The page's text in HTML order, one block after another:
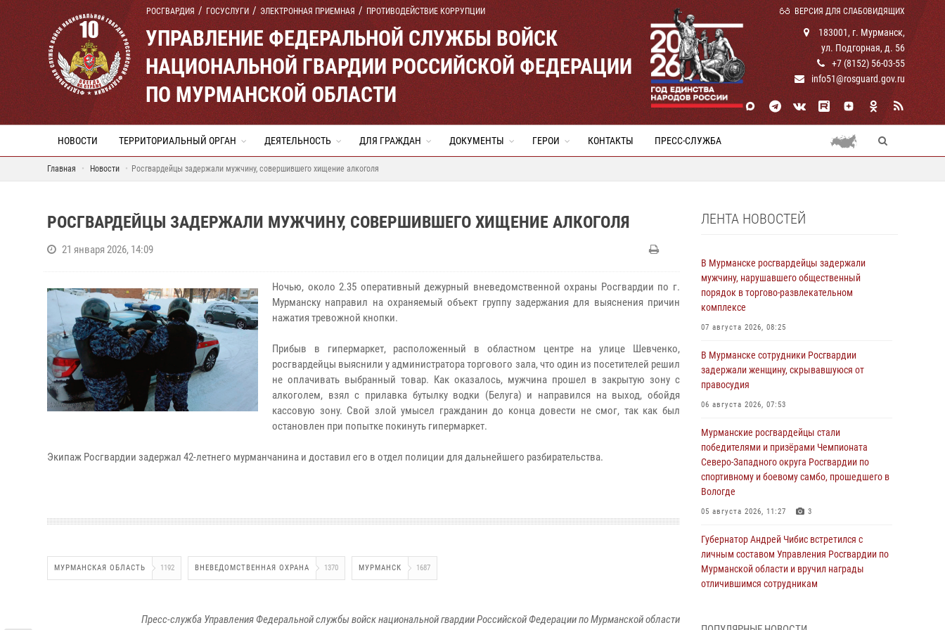
РОСГВАРДИЯ ГОСУСЛУГИ ЭЛЕКТРОННАЯ ПРИЕМНАЯ ПРОТИВОДЕЙСТВИЕ КОРРУПЦИИ ВЕРСИЯ ДЛЯ СЛАБОВИДЯЩИХ
УПРАВЛЕНИЕ ФЕДЕРАЛЬНОЙ СЛУЖБЫ ВОЙСК
НАЦИОНАЛЬНОЙ ГВАРДИИ РОССИЙСКОЙ ФЕДЕРАЦИИ
ПО МУРМАНСКОЙ ОБЛАСТИ
183001, г. Мурманск,
ул. Подгорная, д. 56
+7 (8152) 56-03-55
info51@rosguard.gov.ru
НОВОСТИ ТЕРРИТОРИАЛЬНЫЙ ОРГАН ДЕЯТЕЛЬНОСТЬ ДЛЯ ГРАЖДАН ДОКУМЕНТЫ ГЕРОИ КОНТАКТЫ ПРЕСС-СЛУЖБА
Главная Новости Росгвардейцы задержали мужчину, совершившего хищение алкоголя
РОСГВАРДЕЙЦЫ ЗАДЕРЖАЛИ МУЖЧИНУ, СОВЕРШИВШЕГО ХИЩЕНИЕ АЛКОГОЛЯ
21 января 2026, 14:09
Ночью, около 2.35 оперативный дежурный вневедомственной охраны Росгвардии по г.
Мурманску направил на охраняемый объект группу задержания для выяснения причин
нажатия тревожной кнопки.
Прибыв в гипермаркет, расположенный в областном центре на улице Шевченко,
росгвардейцы выяснили у администратора торгового зала, что один из посетителей решил
не оплачивать выбранный товар. Как оказалось, мужчина прошел в закрытую зону с
алкоголем, взял с прилавка бутылку водки (Белуга) и направился на выход, обойдя
кассовую зону. Свой злой умысел гражданин до конца довести не смог, так как был
остановлен при попытке покинуть гипермаркет.
Экипаж Росгвардии задержал 42-летнего мурманчанина и доставил его в отдел полиции для дальнейшего разбирательства.
МУРМАНСКАЯ ОБЛАСТЬ 1192 ВНЕВЕДОМСТВЕННАЯ ОХРАНА 1370 МУРМАНСК 1687
Пресс-служба Управления Федеральной службы войск национальной гвардии Российской Федерации по Мурманской области
ЛЕНТА НОВОСТЕЙ
В Мурманске росгвардейцы задержали
мужчину, нарушавшего общественный
порядок в торгово-развлекательном
комплексе
07 августа 2026, 08:25
В Мурманске сотрудники Росгвардии
задержали женщину, скрывавшуюся от
правосудия
06 августа 2026, 07:53
Мурманские росгвардейцы стали
победителями и призёрами Чемпионата
Северо-Западного округа Росгвардии по
спортивному и боевому самбо, прошедшего в
Вологде
05 августа 2026, 11:27 3
Губернатор Андрей Чибис встретился с
личным составом Управления Росгвардии по
Мурманской области и вручил награды
отличившимся сотрудникам